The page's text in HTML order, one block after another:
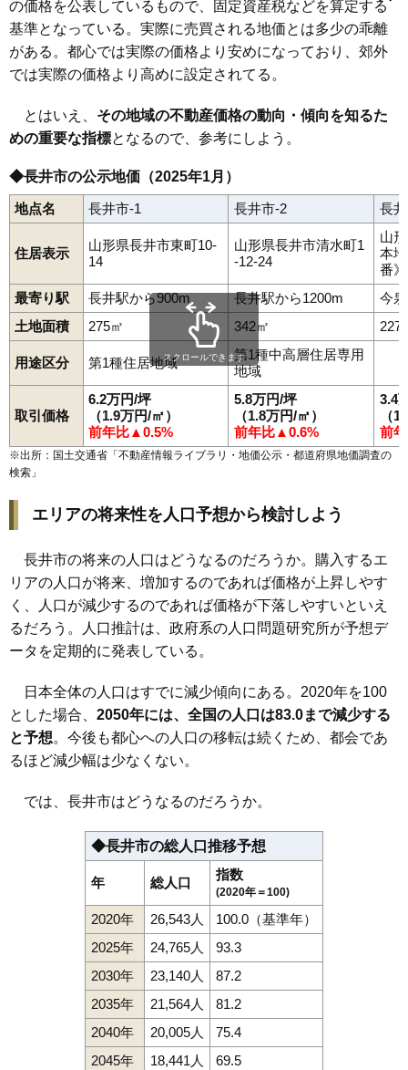
の価格を公表しているもので、固定資産税などを算定する
基準となっている。実際に売買される地価とは多少の乖離
がある。都心では実際の価格より安めになっており、郊外
では実際の価格より高めに設定されてる。
とはいえ、 その地域の不動産価格の動向・傾向を知るた
めの重要な指標となるので、参考にしよう。
◆長井市の公示地価（2025年1月）
地点名 長井市-1 長井市-2 長
住居表示
山形県長井市東町10-
14
山形県長井市清水町1
-12-24
山
本
番》
最寄り駅
長井駅から900m 長井駅から1200m
今
土地面積
275㎡ 342㎡ 227
用途区分 第1種住居地域
第1種中高層住居専用
地域
取引価格
6.2万円/坪
（1.9万円/㎡）
前年比▲0.5%
5.8万円/坪
（1.8万円/㎡）
前年比▲0.6%
3.4
（
前
スクロールできます
※出所：国土交通省「不動産情報ライブラリ・地価公示・都道府県地価調査の
検索 」
エリアの将来性を人口予想から検討しよう
長井市の将来の人口はどうなるのだろうか。購入するエ
リアの人口が将来、増加するのであれば価格が上昇しやす
く、人口が減少するのであれば価格が下落しやすいといえ
るだろう。人口推計は、政府系の人口問題研究所が予想デ
ータを定期的に発表している。
日本全体の人口はすでに減少傾向にある。2020年を100
とした場合、 2050年には、全国の人口は83.0まで減少する
と予想。今後も都心への人口の移転は続くため、都会であ
るほど減少幅は少なくない。
では、長井市はどうなるのだろうか。
◆長井市の総人口推移予想
年 総人口
指数
(2020年＝100)
2020年 26,543人
100.0（基準年）
2025年
24,765人
93.3
2030年
23,140人
87.2
2035年
21,564人
81.2
2040年
20,005人
75.4
2045年
18,441人
69.5
あら町五十川泉今泉上伊佐沢九野本小出高野町幸町栄町
清水町
台町館町北 館町南寺泉十日町時庭中道 成田花作町
東町平山 舟場ままの上緑町本町森屋城町横町四ツ谷
今泉駅 時庭駅 南長井駅長井駅あやめ公園駅羽前成田駅